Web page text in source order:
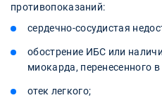
противопоказаний:
сердечно-сосудистая
обострение ИБС или
миокарда, перенесенного
отек легкого;